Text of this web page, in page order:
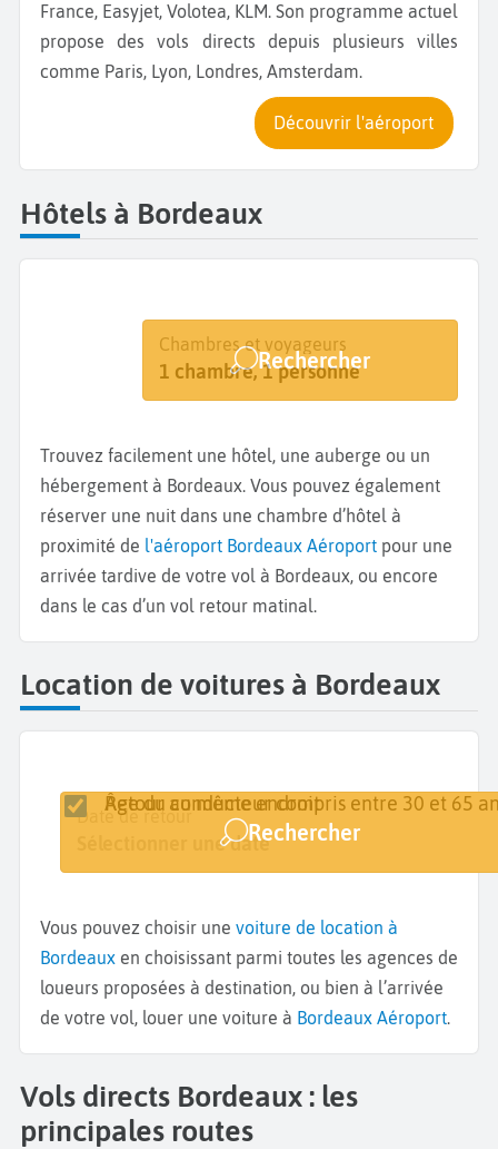
France, Easyjet, Volotea, KLM. Son programme actuel
propose des vols directs depuis plusieurs villes
comme Paris, Lyon, Londres, Amsterdam.
Découvrir l'aéroport
Hôtels à Bordeaux
Destination
Bordeaux
Dates
Dates de votre séjour
Chambres et voyageurs
1 chambre, 1 personne
Rechercher
Trouvez facilement une hôtel, une auberge ou un
hébergement à Bordeaux. Vous pouvez également
réserver une nuit dans une chambre d’hôtel à
proximité de l'aéroport Bordeaux Aéroport pour une
arrivée tardive de votre vol à Bordeaux, ou encore
dans le cas d’un vol retour matinal.
Location de voitures à Bordeaux
Lieu de retrait
Date de retrait
Sélectionner une date
Date de retour
Sélectionner une date
Retour au même endroit
Âge du conducteur compris entre 30 et 65
Rechercher
Vous pouvez choisir une voiture de location à
Bordeaux en choisissant parmi toutes les agences de
loueurs proposées à destination, ou bien à l’arrivée
de votre vol, louer une voiture à Bordeaux Aéroport
Vols directs Bordeaux : les
principales routes